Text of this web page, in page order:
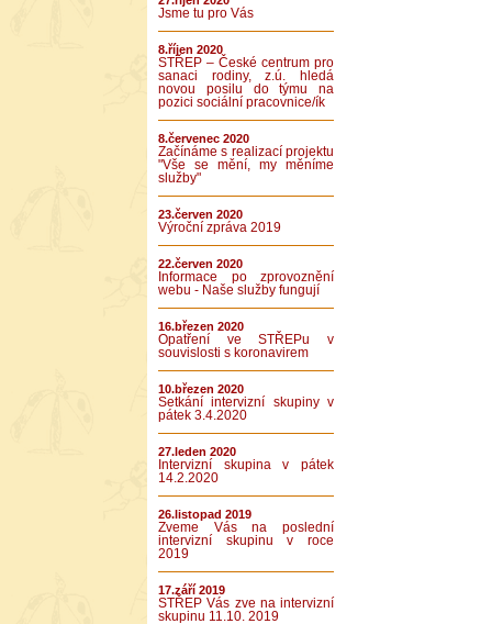
Jsme tu pro Vás
8.říjen 2020
STŘEP – České centrum pro
sanaci rodiny, z.ú. hledá
novou posilu do týmu na
pozici sociální pracovnice/ík
8.červenec 2020
Začínáme s realizací projektu
"Vše se mění, my měníme
služby"
23.červen 2020
Výroční zpráva 2019
22.červen 2020
Informace po zprovoznění
webu - Naše služby fungují
16.březen 2020
Opatření ve STŘEPu v
souvislosti s koronavirem
10.březen 2020
Setkání intervizní skupiny v
pátek 3.4.2020
27.leden 2020
Intervizní skupina v pátek
14.2.2020
26.listopad 2019
Zveme Vás na poslední
intervizní skupinu v roce
2019
17.září 2019
STŘEP Vás zve na intervizní
skupinu 11.10. 2019